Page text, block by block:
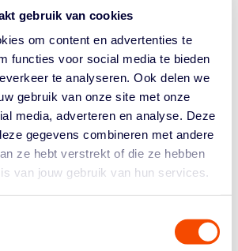
gebruik van cookies
om content en advertenties te
functies voor social media te bieden
te analyseren. Ook delen we
gebruik van onze site met onze
media, adverteren en analyse. Deze
gegevens combineren met andere
ze hebt verstrekt of die ze hebben
van jouw gebruik van hun services.
van Julian (Jaring) of Jan
7-SEED
speelden de mannen veel tegen
sterk team volgens Luuk, en
plaatste zich als vierde voor het WK
(#16) is van de partij. “We hebben wel
dat we gewoon kunnen spelen met die
hier favoriet voor het goud? Nee.
ik een top zes team hier, en kunnen
underdog, als 7-seed, wil Luuk